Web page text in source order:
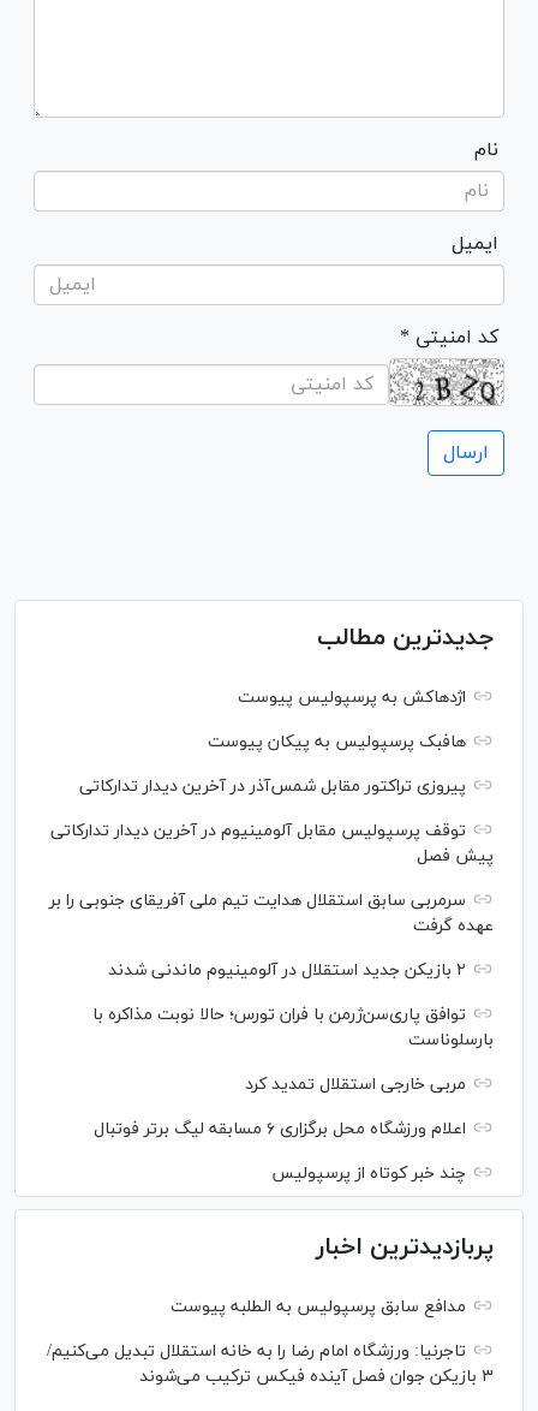
نام
ایمیل
* کد امنیتی
جدیدترین مطالب
اژدهاکش به پرسپولیس پیوست
هافبک پرسپولیس به پیکان پیوست
پیروزی تراکتور مقابل شمس‌آذر در آخرین دیدار تدارکاتی
توقف پرسپولیس مقابل آلومینیوم در آخرین دیدار تدارکاتی
پیش فصل
سرمربی سابق استقلال هدایت تیم ملی آفریقای جنوبی را بر
عهده گرفت
۲ بازیکن جدید استقلال در آلومینیوم ماندنی شدند
توافق پاری‌سن‌ژرمن با فران تورس؛ حالا نوبت مذاکره با
بارسلوناست
مربی خارجی استقلال تمدید کرد
اعلام ورزشگاه محل برگزاری ۶ مسابقه لیگ برتر فوتبال
چند خبر کوتاه از پرسپولیس
پربازدیدترین اخبار
مدافع سابق پرسپولیس به الطلبه پیوست
تاجرنیا: ورزشگاه امام رضا را به خانه استقلال تبدیل می‌کنیم/
۳ بازیکن جوان فصل آینده فیکس ترکیب می‌شوند